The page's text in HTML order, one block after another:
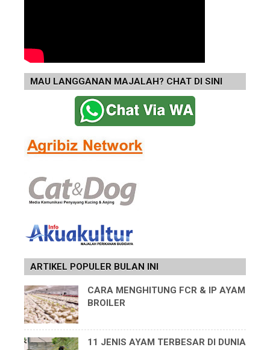
MAU LANGGANAN MAJALAH? CHAT DI SINI
ARTIKEL POPULER BULAN INI
CARA MENGHITUNG FCR & IP AYAM
BROILER
11 JENIS AYAM TERBESAR DI DUNIA